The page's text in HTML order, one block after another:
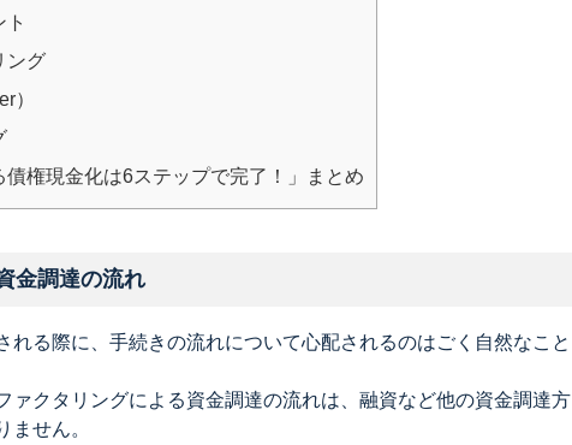
ング
）
債権現金化は6ステップで完了！」まとめ
金調達の流れ
れる際に、手続きの流れについて心配されるのはごく自然なこと
ァクタリングによる資金調達の流れは、融資など他の資金調達方
ません。